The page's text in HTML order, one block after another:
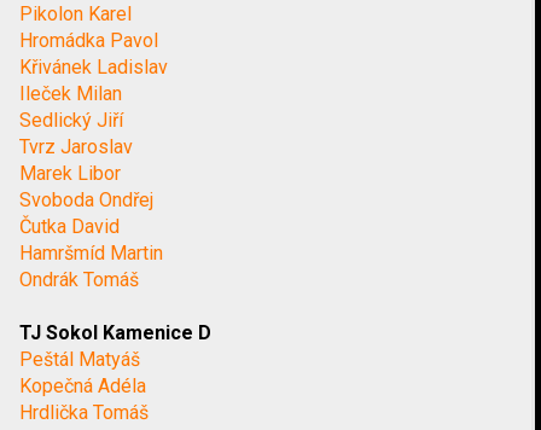
Pikolon Karel
Hromádka Pavol
Křivánek Ladislav
Ileček Milan
Sedlický Jiří
Tvrz Jaroslav
Marek Libor
Svoboda Ondřej
Čutka David
Hamršmíd Martin
Ondrák Tomáš
TJ Sokol Kamenice D
Peštál Matyáš
Kopečná Adéla
Hrdlička Tomáš